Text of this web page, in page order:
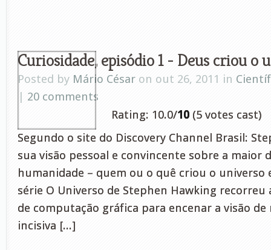
Curiosidade, episódio 1 - Deus criou o
Posted by Mário César on out 26, 2011 in
| 20 comments
Rating: 10.0/10 (5 votes cast)
Segundo o site do Discovery Channel Brasil:
sua visão pessoal e convincente sobre a maior
humanidade – quem ou o quê criou o universo
série O Universo de Stephen Hawking recorreu
de computação gráfica para encenar a visão
incisiva [...]